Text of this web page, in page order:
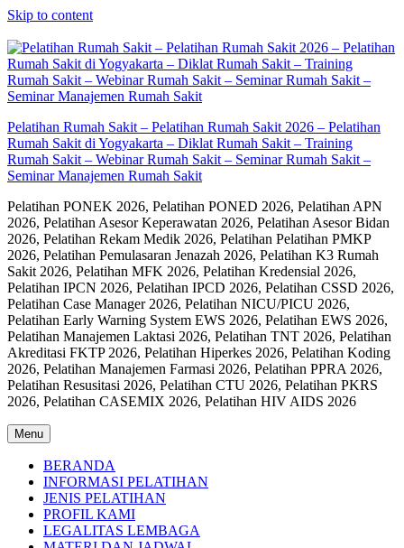
Skip to content
Pelatihan Rumah Sakit – Pelatihan Rumah Sakit 2026 – Pelatihan
Rumah Sakit di Yogyakarta – Diklat Rumah Sakit – Training
Rumah Sakit – Webinar Rumah Sakit – Seminar Rumah Sakit –
Seminar Manajemen Rumah Sakit
Pelatihan PONEK 2026, Pelatihan PONED 2026, Pelatihan APN
2026, Pelatihan Asesor Keperawatan 2026, Pelatihan Asesor Bidan
2026, Pelatihan Rekam Medik 2026, Pelatihan Pelatihan PMKP
2026, Pelatihan Pemulasaran Jenazah 2026, Pelatihan K3 Rumah
Sakit 2026, Pelatihan MFK 2026, Pelatihan Kredensial 2026,
Pelatihan IPCN 2026, Pelatihan IPCD 2026, Pelatihan CSSD 2026,
Pelatihan Case Manager 2026, Pelatihan NICU/PICU 2026,
Pelatihan Early Warning System EWS 2026, Pelatihan EWS 2026,
Pelatihan Manajemen Laktasi 2026, Pelatihan TNT 2026, Pelatihan
Akreditasi FKTP 2026, Pelatihan Hiperkes 2026, Pelatihan Koding
2026, Pelatihan Manajemen Farmasi 2026, Pelatihan PPRA 2026,
Pelatihan Resusitasi 2026, Pelatihan CTU 2026, Pelatihan PKRS
2026, Pelatihan CASEMIX 2026, Pelatihan HIV AIDS 2026
Menu
BERANDA
INFORMASI PELATIHAN
JENIS PELATIHAN
PROFIL KAMI
LEGALITAS LEMBAGA